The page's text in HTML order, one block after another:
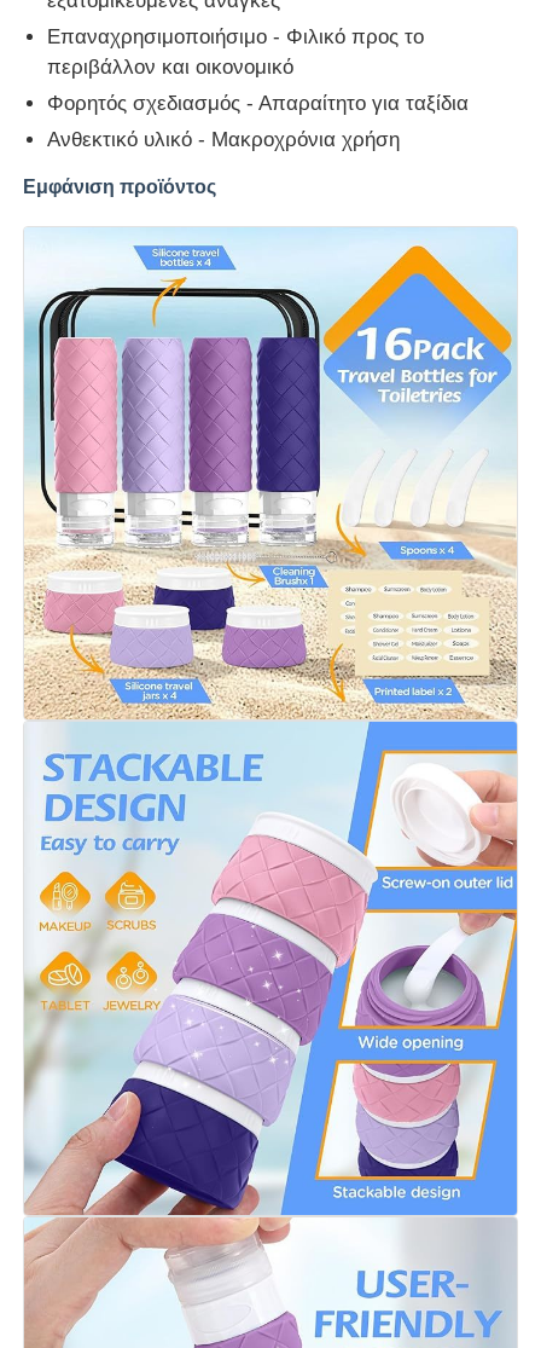
Επαναχρησιμοποιήσιμο - Φιλικό προς το
περιβάλλον και οικονομικό
Φορητός σχεδιασμός - Απαραίτητο για ταξίδια
Ανθεκτικό υλικό - Μακροχρόνια χρήση
Εμφάνιση προϊόντος